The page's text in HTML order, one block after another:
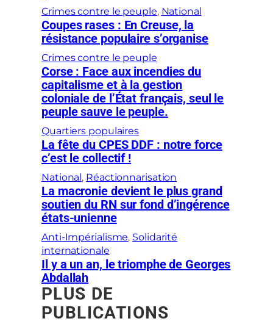
Crimes contre le peuple, National
Coupes rases : En Creuse, la
résistance populaire s’organise
Crimes contre le peuple
Corse : Face aux incendies du
capitalisme et à la gestion
coloniale de l’État français, seul le
peuple sauve le peuple.
Quartiers populaires
La fête du CPES DDF : notre force
c’est le collectif !
National, Réactionnarisation
La macronie devient le plus grand
soutien du RN sur fond d’ingérence
états-unienne
Anti-Impérialisme, Solidarité
internationale
Il y a un an, le triomphe de Georges
Abdallah
PLUS DE
PUBLICATIONS